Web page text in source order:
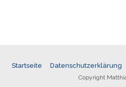
Startseite Datenschutzerklärung
Copyright